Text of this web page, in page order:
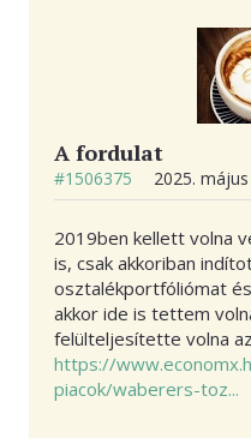
A fordulat
#1506375 2025.
2019ben kellett volna
is, csak akkoriban
osztalékportfóliómat
akkor ide is tettem
felülteljesítette volna
https://
piacok/waberers-toz...